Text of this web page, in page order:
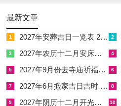
2025年属龙人的全年运势
最新文章
1 2027年安葬吉日一览表 2027年12月安葬吉日一览表 2
3 2027年农历十二月安床吉日 2027年正月安床吉日吉时查询 4
5 2027年9月份去寺庙祈福的日子 2027年5月去寺庙吉日一览表 6
7 2027年6月搬家吉日吉时 2027年农历6月搬家吉日一览表 8
9 2027年阴历十二月开光吉日 2027年12月开光吉日一览表 10